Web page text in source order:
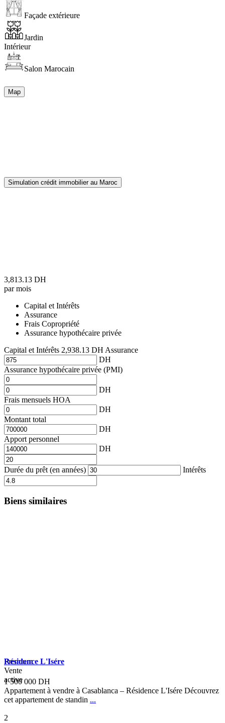
Façade extérieure
Jardin
Intérieur
Salon Marocain
Map
Simulation crédit immobilier au Maroc
3,813.13 DH
par mois
Capital et Intérêts
Assurance
Frais Copropriété
Assurance hypothécaire privée
Capital et Intérêts 2,938.13 DH Assurance
Assurance hypothécaire privée (PMI)
Frais mensuels HOA
Montant total
Apport personnel
Durée du prêt (en années) Intérêts
Biens similaires
Premium
Vente
active
Résidence L'Isére
1 500 000 DH
Appartement à vendre à Casablanca – Résidence L'Isére Découvrez
cet appartement de standin ...
2